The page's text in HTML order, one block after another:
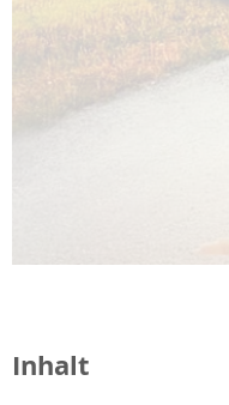
Inhalt